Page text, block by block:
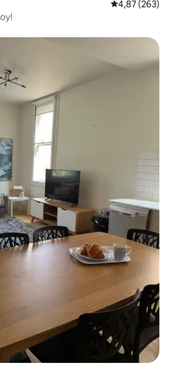
Gemiddelde
4,87 (263)